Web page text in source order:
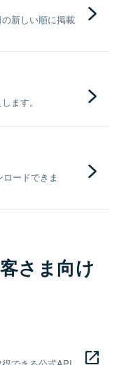
新しい順に掲載
ます。
ードできま
さま向け